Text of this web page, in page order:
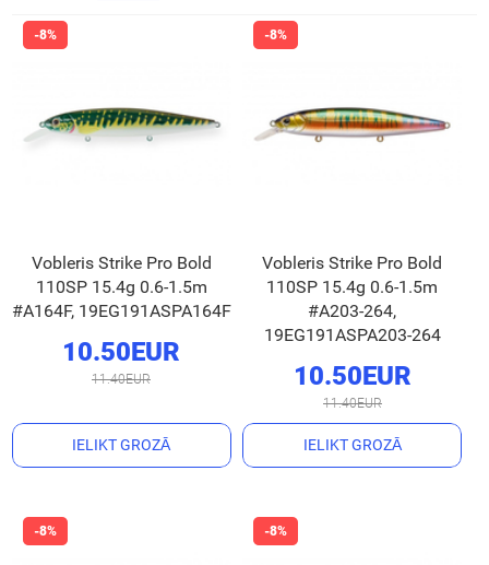
Vobleris Strike Pro Bold
110SP 15.4g 0.6-1.5m
#A164F, 19EG191ASPA164F
10.50EUR
11.40EUR
IELIKT GROZĀ
Vobleris Strike Pro Bold
110SP 15.4g 0.6-1.5m
#A203-264,
19EG191ASPA203-264
10.50EUR
11.40EUR
IELIKT GROZĀ